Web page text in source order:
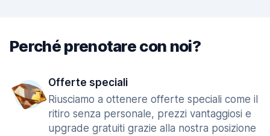
Perché prenotare con noi?
Offerte speciali
Riusciamo a ottenere offerte speciali come il
ritiro senza personale, prezzi vantaggiosi e
upgrade gratuiti grazie alla nostra posizione